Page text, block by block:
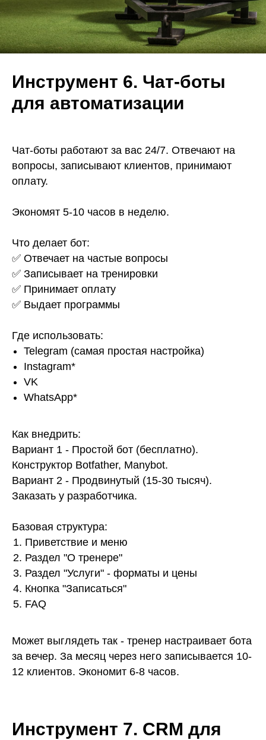
Инструмент 6. Чат-боты
для автоматизации
Чат-боты работают за вас 24/7. Отвечают на
вопросы, записывают клиентов, принимают
оплату.
Экономят 5-10 часов в неделю.
Что делает бот:
✅ Отвечает на частые вопросы
✅ Записывает на тренировки
✅ Принимает оплату
✅ Выдает программы
Где использовать:
Telegram (самая простая настройка)
Instagram*
VK
WhatsApp*
Как внедрить:
Вариант 1 - Простой бот (бесплатно).
Конструктор Botfather, Manybot.
Вариант 2 - Продвинутый (15-30 тысяч).
Заказать у разработчика.
Базовая структура:
Приветствие и меню
Раздел "О тренере"
Раздел "Услуги" - форматы и цены
Кнопка "Записаться"
FAQ
Может выглядеть так - тренер настраивает бота
за вечер. За месяц через него записывается 10-
12 клиентов. Экономит 6-8 часов.
Инструмент 7. CRM для